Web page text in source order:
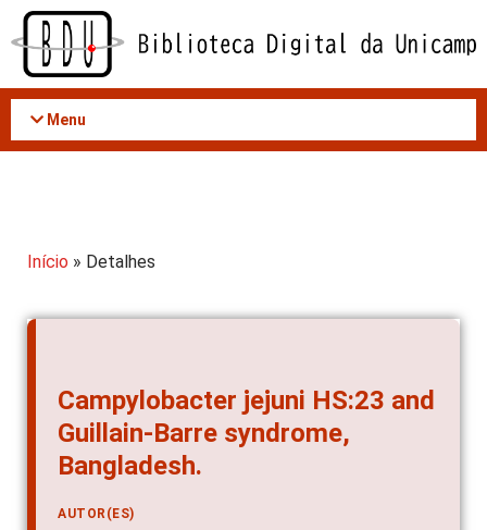
Acessar
conteúdo
Menu
Início » Detalhes
Campylobacter jejuni HS:23 and
Guillain-Barre syndrome,
Bangladesh.
AUTOR(ES)